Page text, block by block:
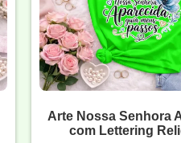
Arte Nossa Senhora
com Lettering